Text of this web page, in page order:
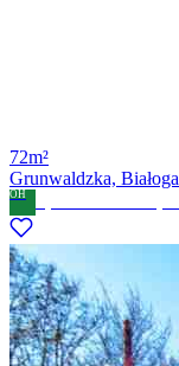
72m²
Grunwaldzka,
OH